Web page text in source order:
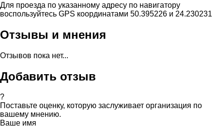
Для проезда по указанному адресу по навигатору
воспользуйтесь GPS координатами 50.395226 и 24.230231
Отзывы и мнения
Отзывов пока нет...
Добавить отзыв
?
Поставьте оценку, которую заслуживает организация по
вашему мнению.
Ваше имя